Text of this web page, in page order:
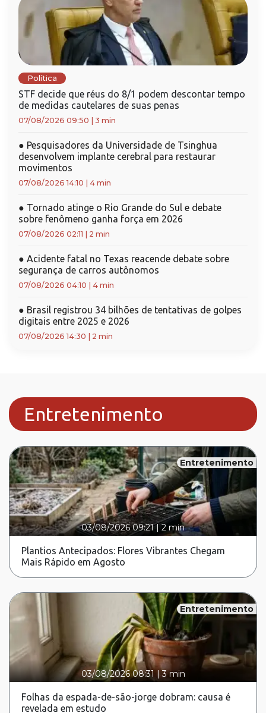
Política
STF decide que réus do 8/1 podem descontar tempo
de medidas cautelares de suas penas
07/08/2026 09:50 3 min
● Pesquisadores da Universidade de Tsinghua
desenvolvem implante cerebral para restaurar
movimentos
07/08/2026 14:10 4 min
● Tornado atinge o Rio Grande do Sul e debate
sobre fenômeno ganha força em 2026
07/08/2026 02:11 2 min
● Acidente fatal no Texas reacende debate sobre
segurança de carros autônomos
07/08/2026 04:10 4 min
● Brasil registrou 34 bilhões de tentativas de golpes
digitais entre 2025 e 2026
07/08/2026 14:30 2 min
Entretenimento
Entretenimento
03/08/2026 09:21|2 min
Plantios Antecipados: Flores Vibrantes Chegam
Mais Rápido em Agosto
Entretenimento
03/08/2026 08:31 |3 min
Folhas da espada-de-são-jorge dobram: causa é
revelada em estudo